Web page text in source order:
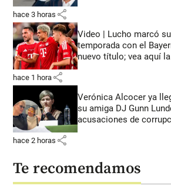
hace 3 horas share
Video | Lucho marcó
temporada con el
nuevo título; vea aquí
hace 1 hora share
Verónica Alcocer ya
su amiga DJ Gunn
acusaciones de
hace 2 horas share
Te recomendamos